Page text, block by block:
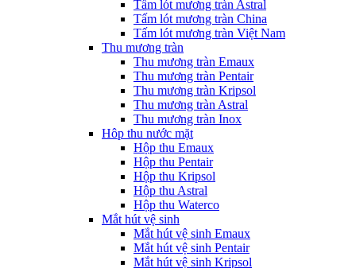
Tấm lót mương tràn Astral
Tấm lót mương tràn China
Tấm lót mương tràn Việt Nam
Thu mương tràn
Thu mương tràn Emaux
Thu mương tràn Pentair
Thu mương tràn Kripsol
Thu mương tràn Astral
Thu mương tràn Inox
Hôp thu nước mặt
Hộp thu Emaux
Hộp thu Pentair
Hộp thu Kripsol
Hộp thu Astral
Hộp thu Waterco
Mắt hút vệ sinh
Mắt hút vệ sinh Emaux
Mắt hút vệ sinh Pentair
Mắt hút vệ sinh Kripsol